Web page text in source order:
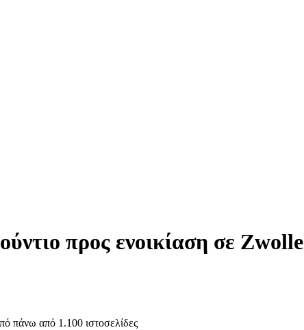
προς ενοικίαση σε Zwolle
πάνω από 1.100 ιστοσελίδες